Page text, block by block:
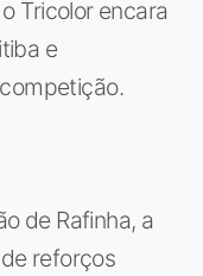
Tricolor encara
e
de Rafinha, a
reforços